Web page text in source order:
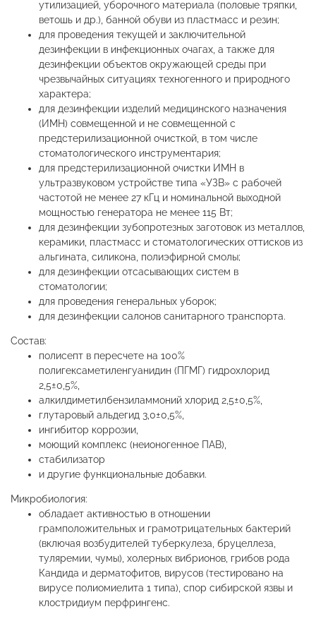
утилизацией, уборочного материала (половые тряпки,
ветошь и др.), банной обуви из пластмасс и резин;
для проведения текущей и заключительной
дезинфекции в инфекционных очагах, а также для
дезинфекции объектов окружающей среды при
чрезвычайных ситуациях техногенного и природного
характера;
для дезинфекции изделий медицинского назначения
(ИМН) совмещенной и не совмещенной с
предстерилизационной очисткой, в том числе
стоматологического инструментария;
для предстерилизационной очистки ИМН в
ультразвуковом устройстве типа «УЗВ» с рабочей
частотой не менее 27 кГц и номинальной выходной
мощностью генератора не менее 115 Вт;
для дезинфекции зубопротезных заготовок из металлов,
керамики, пластмасс и стоматологических оттисков из
альгината, силикона, полиэфирной смолы;
для дезинфекции отсасывающих систем в
стоматологии;
для проведения генеральных уборок;
для дезинфекции салонов санитарного транспорта.
Состав:
полисепт в пересчете на 100%
полигексаметиленгуанидин (ПГМГ) гидрохлорид
2,5±0,5%,
алкилдиметилбензиламмоний хлорид 2,5±0,5%,
глутаровый альдегид 3,0±0,5%,
ингибитор коррозии,
моющий комплекс (неионогенное ПАВ),
стабилизатор
и другие функциональные добавки.
Микробиология:
обладает активностью в отношении
грамположительных и грамотрицательных бактерий
(включая возбудителей туберкулеза, бруцеллеза,
туляремии, чумы), холерных вибрионов, грибов рода
Кандида и дерматофитов, вирусов (тестировано на
вирусе полиомиелита 1 типа), спор сибирской язвы и
клостридиум перфрингенс.